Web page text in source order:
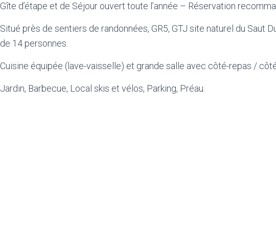
Gîte d’étape et de Séjour ouvert toute l’année – Réservation
Situé près de sentiers de randonnées, GR5, GTJ site naturel du Saut
de 14 personnes.
Cuisine équipée (lave-vaisselle) et grande salle avec côté-repas /
Jardin, Barbecue, Local skis et vélos, Parking, Préau.